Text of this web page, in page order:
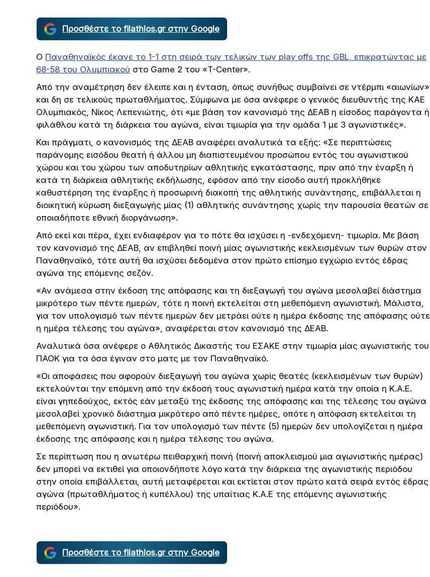
Προσθέστε το filathlos.gr στην Google
Ο Παναθηναϊκός έκανε το 1-1 στη σειρά των τελικών των play offs της GBL, επικρατώντας με
68-58 του Ολυμπιακού στο Game 2 του «T-Center».
Από την αναμέτρηση δεν έλειπε και η ένταση, όπως συνήθως συμβαίνει σε ντέρμπι «αιωνίων»
και δη σε τελικούς πρωταθλήματος. Σύμφωνα με όσα ανέφερε ο γενικός διευθυντής της ΚΑΕ
Ολυμπιακός, Νίκος Λεπενιώτης, ότι «με βάση τον κανονισμό της ΔΕΑΒ η είσοδος παράγοντα ή
φιλάθλου κατά τη διάρκεια του αγώνα, είναι τιμωρία για την ομάδα 1 με 3 αγωνιστικές».
Και πράγματι, ο κανονισμός της ΔΕΑΒ αναφέρει αναλυτικά τα εξής: «Σε περιπτώσεις
παράνομης εισόδου θεατή ή άλλου μη διαπιστευμένου προσώπου εντός του αγωνιστικού
χώρου και του χώρου των αποδυτηρίων αθλητικής εγκατάστασης, πριν από την έναρξη ή
κατά τη διάρκεια αθλητικής εκδήλωσης, εφόσον από την είσοδο αυτή προκλήθηκε
καθυστέρηση της έναρξης ή προσωρινή διακοπή της αθλητικής συνάντησης, επιβάλλεται η
διοικητική κύρωση διεξαγωγής μίας (1) αθλητικής συνάντησης χωρίς την παρουσία θεατών σε
οποιαδήποτε εθνική διοργάνωση».
Από εκεί και πέρα, έχει ενδιαφέρον για το πότε θα ισχύσει η -ενδεχόμενη- τιμωρία. Με βάση
τον κανονισμό της ΔΕΑΒ, αν επιβληθεί ποινή μίας αγωνιστικής κεκλεισμένων των θυρών στον
Παναθηναϊκό, τότε αυτή θα ισχύσει δεδομένα στον πρώτο επίσημο εγχώριο εντός έδρας
αγώνα της επόμενης σεζόν.
«Αν ανάμεσα στην έκδοση της απόφασης και τη διεξαγωγή του αγώνα μεσολαβεί διάστημα
μικρότερο των πέντε ημερών, τότε η ποινή εκτελείται στη μεθεπόμενη αγωνιστική. Μάλιστα,
για τον υπολογισμό των πέντε ημερών δεν μετράει ούτε η ημέρα έκδοσης της απόφασης ούτε
η ημέρα τέλεσης του αγώνα», αναφέρεται στον κανονισμό της ΔΕΑΒ.
Αναλυτικά όσα ανέφερε ο Αθλητικός Δικαστής του ΕΣΑΚΕ στην τιμωρία μίας αγωνιστικής του
ΠΑΟΚ για τα όσα έγιναν στο ματς με τον Παναθηναϊκό.
«Οι αποφάσεις που αφορούν διεξαγωγή του αγώνα χωρίς θεατές (κεκλεισμένων των θυρών)
εκτελούνται την επόμενη από την έκδοσή τους αγωνιστική ημέρα κατά την οποία η Κ.Α.Ε.
είναι γηπεδούχος, εκτός εάν μεταξύ της έκδοσης της απόφασης και της τέλεσης του αγώνα
μεσολαβεί χρονικό διάστημα μικρότερο από πέντε ημέρες, οπότε η απόφαση εκτελείται τη
μεθεπόμενη αγωνιστική. Για τον υπολογισμό των πέντε (5) ημερών δεν υπολογίζεται η ημέρα
έκδοσης της απόφασης και η ημέρα τέλεσης του αγώνα.
Σε περίπτωση που η ανωτέρω πειθαρχική ποινή (ποινή αποκλεισμού μια αγωνιστικής ημέρας)
δεν μπορεί να εκτιθεί για οποιονδήποτε λόγο κατά την διάρκεια της αγωνιστικής περιόδου
στην οποία επιβάλλεται, αυτή μεταφέρεται και εκτίεται στον πρώτο κατά σειρά εντός έδρας
αγώνα (πρωταθλήματος ή κυπέλλου) της υπαίτιας Κ.Α.Ε της επόμενης αγωνιστικής
περιόδου».
Προσθέστε το filathlos.gr στην Google